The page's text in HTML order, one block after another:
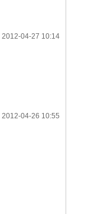
2012-04-27 10:14
2012-04-26 10:55